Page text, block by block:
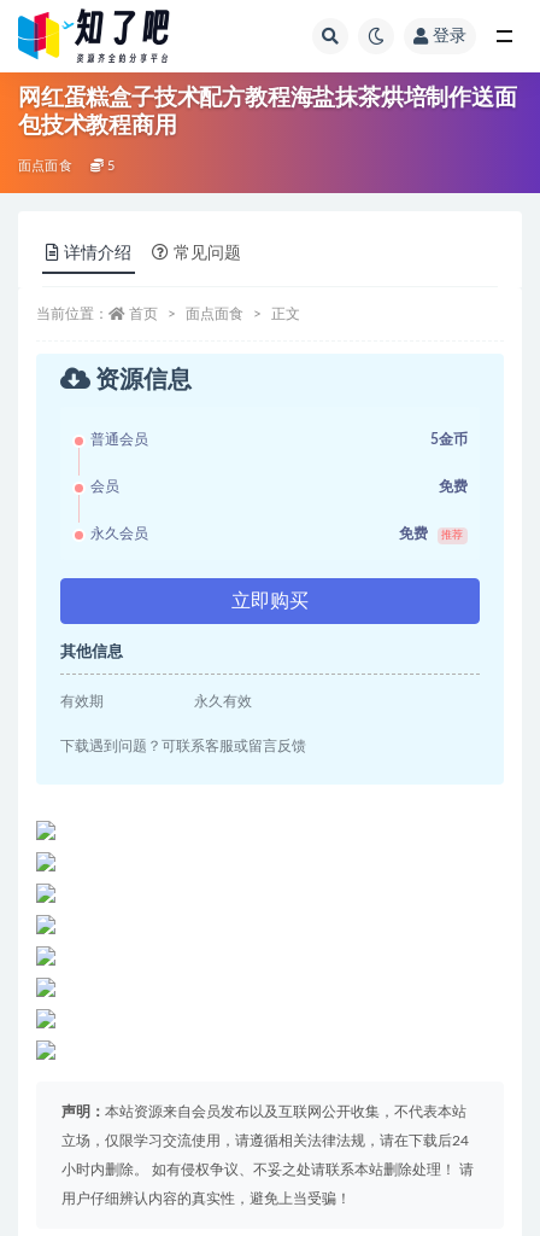
登录
网红蛋糕盒子技术配方教程海盐抹茶烘培制作送面
包技术教程商用
面点面食 5
详情介绍 常见问题
当前位置： 首页 面点面食 正文
资源信息
普通会员 5金币
会员 免费
永久会员 免费 推荐
立即购买
其他信息
有效期 永久有效
下载遇到问题？可联系客服或留言反馈
声明： 本站资源来自会员发布以及互联网公开收集，不代表本站
立场，仅限学习交流使用，请遵循相关法律法规，请在下载后24
小时内删除。 如有侵权争议、不妥之处请联系本站删除处理！ 请
用户仔细辨认内容的真实性，避免上当受骗！
全部